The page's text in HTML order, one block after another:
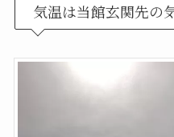
気温は当館玄関先の